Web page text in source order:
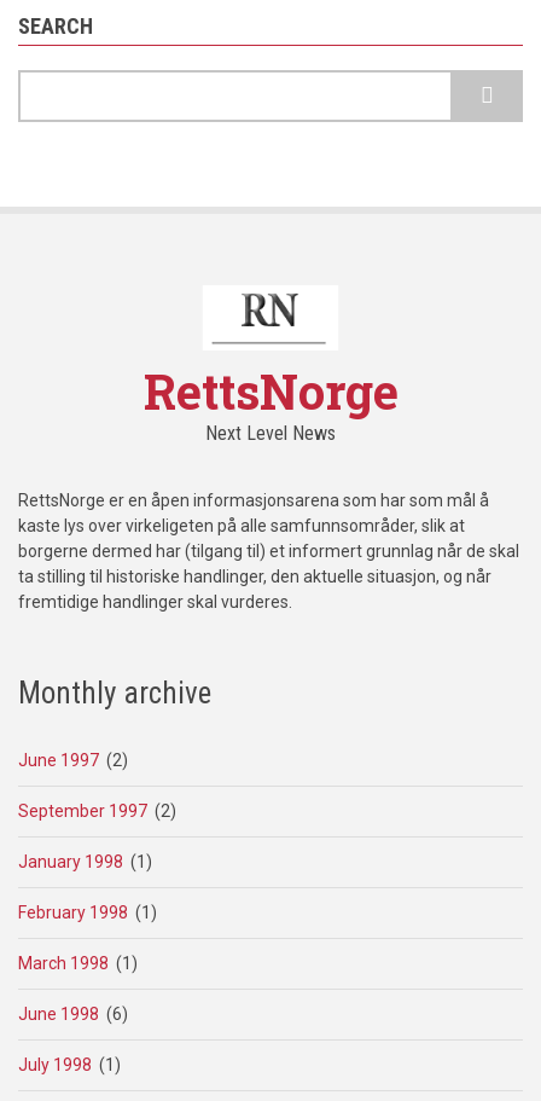
SEARCH
RettsNorge
Next Level News
RettsNorge er en åpen informasjonsarena som har som mål å
kaste lys over virkeligeten på alle samfunnsområder, slik at
borgerne dermed har (tilgang til) et informert grunnlag når de skal
ta stilling til historiske handlinger, den aktuelle situasjon, og når
fremtidige handlinger skal vurderes.
Monthly archive
June 1997 (2)
September 1997 (2)
January 1998 (1)
February 1998 (1)
March 1998 (1)
June 1998 (6)
July 1998 (1)